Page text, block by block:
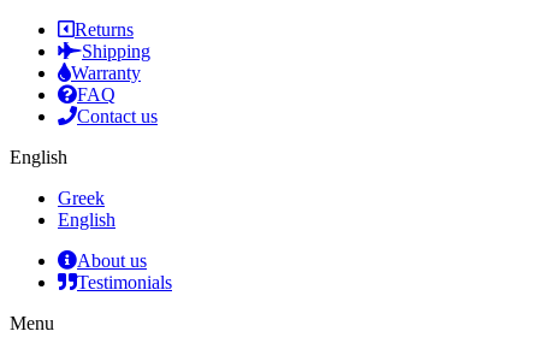
Returns
Shipping
Warranty
FAQ
Contact us
English
Greek
English
About us
Testimonials
Menu